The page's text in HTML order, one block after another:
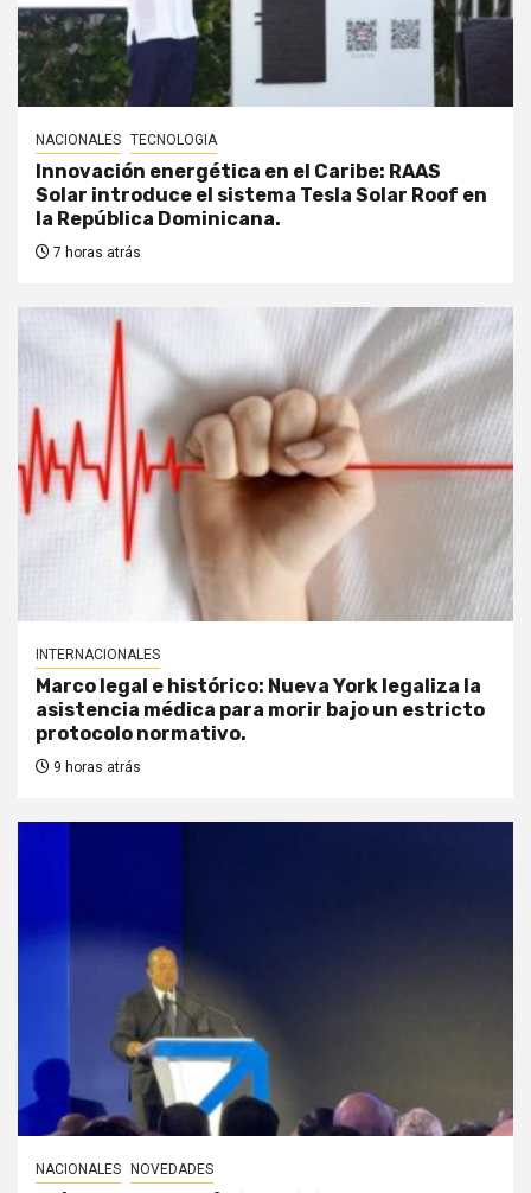
NACIONALES TECNOLOGIA
Innovación energética en el Caribe: RAAS
Solar introduce el sistema Tesla Solar Roof en
la República Dominicana.
7 horas atrás
INTERNACIONALES
Marco legal e histórico: Nueva York legaliza la
asistencia médica para morir bajo un estricto
protocolo normativo.
9 horas atrás
NACIONALES NOVEDADES